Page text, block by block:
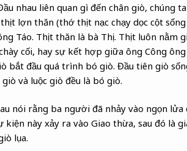
nhau liên quan gì đến chân giò, chúng
lợn thăn (thớ thịt nạc chạy dọc cột
Táo. Thịt thăn là bà Thị. Thịt luôn nằm
cối, hay sự kết hợp giữa ông Công
bắt đầu quá trình bó giò. Đầu tiên giò
và luộc giò đều là bó giò.
nói rằng ba người đã nhảy vào ngọn lửa
này xảy ra vào Giao thừa, sau đó là
lụa.